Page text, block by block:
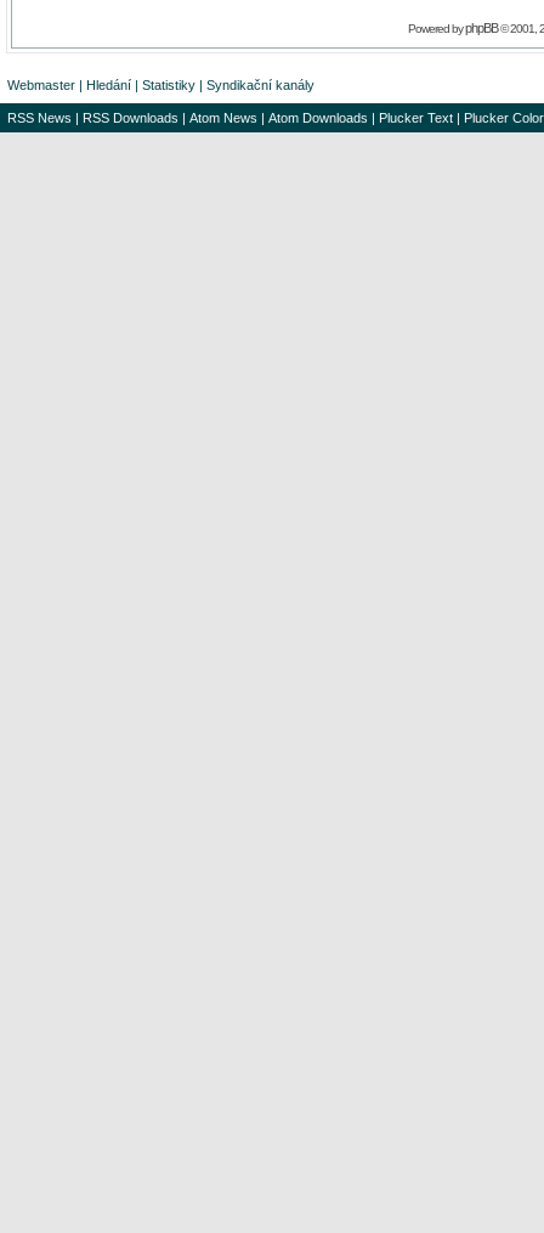
Powered byphpBB© 2001,
Webmaster | Hledání | Statistiky | Syndikační kanály
RSS News | RSS Downloads | Atom News | Atom Downloads | Plucker Text | Plucker Color